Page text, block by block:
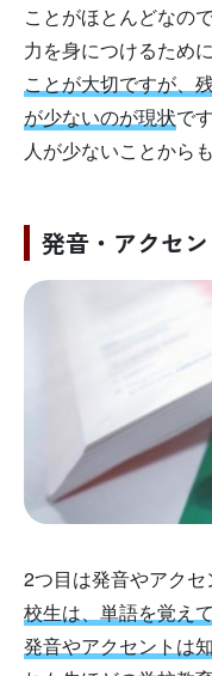
ことがほとんどなの
力を身につけるために
ことが大切ですが、
が少ないのが現状で
人が少ないことから
発音・アクセ
2つ目は発音やアクセ
校生は、単語を覚え
発音やアクセントは